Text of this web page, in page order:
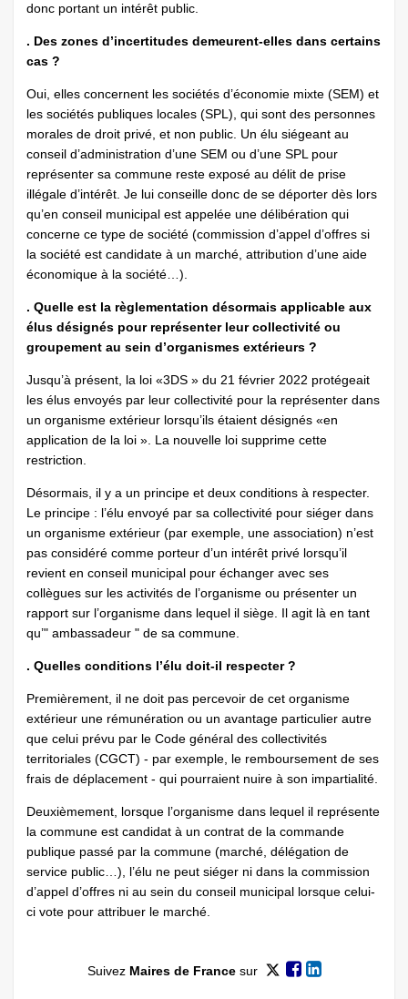
donc portant un intérêt public.
. Des zones d’incertitudes demeurent-elles dans certains
cas ?
Oui, elles concernent les sociétés d’économie mixte (SEM) et
les sociétés publiques locales (SPL), qui sont des personnes
morales de droit privé, et non public. Un élu siégeant au
conseil d’administration d’une SEM ou d’une SPL pour
représenter sa commune reste exposé au délit de prise
illégale d’intérêt. Je lui conseille donc de se déporter dès lors
qu’en conseil municipal est appelée une délibération qui
concerne ce type de société (commission d’appel d’offres si
la société est candidate à un marché, attribution d’une aide
économique à la société…).
. Quelle est la règlementation désormais applicable aux
élus désignés pour représenter leur collectivité ou
groupement au sein d’organismes extérieurs ?
Jusqu’à présent, la loi «3DS » du 21 février 2022 protégeait
les élus envoyés par leur collectivité pour la représenter dans
un organisme extérieur lorsqu’ils étaient désignés «en
application de la loi ». La nouvelle loi supprime cette
restriction.
Désormais, il y a un principe et deux conditions à respecter.
Le principe : l’élu envoyé par sa collectivité pour siéger dans
un organisme extérieur (par exemple, une association) n’est
pas considéré comme porteur d’un intérêt privé lorsqu’il
revient en conseil municipal pour échanger avec ses
collègues sur les activités de l’organisme ou présenter un
rapport sur l’organisme dans lequel il siège. Il agit là en tant
qu’" ambassadeur " de sa commune.
. Quelles conditions l’élu doit-il respecter ?
Premièrement, il ne doit pas percevoir de cet organisme
extérieur une rémunération ou un avantage particulier autre
que celui prévu par le Code général des collectivités
territoriales (CGCT) - par exemple, le remboursement de ses
frais de déplacement - qui pourraient nuire à son impartialité.
Deuxièmement, lorsque l’organisme dans lequel il représente
la commune est candidat à un contrat de la commande
publique passé par la commune (marché, délégation de
service public…), l’élu ne peut siéger ni dans la commission
d’appel d’offres ni au sein du conseil municipal lorsque celui-
ci vote pour attribuer le marché.
Suivez Maires de Francesur